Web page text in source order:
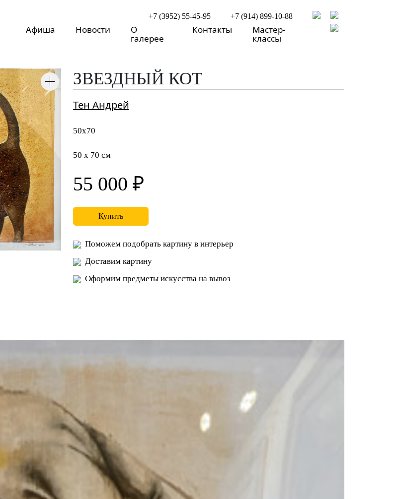
+7 (3952) 55-45-95 +7 (914) 899-10-88
Афиша Новости О
галерее
Контакты Мастер-
классы
ЗВЕЗДНЫЙ КОТ
Тен Андрей
50х70
50 x 70 см
55 000 ₽
Купить
Поможем подобрать картину в интерьер
Доставим картину
Оформим предметы искусства на вывоз